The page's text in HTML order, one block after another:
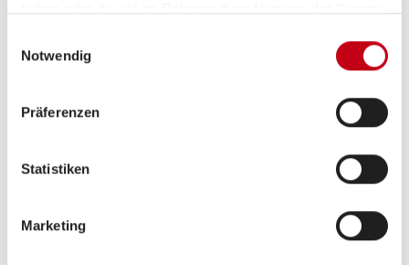
Notwendig
Präferenzen
Statistiken
Marketing
Internetrouter
Navigationssystem